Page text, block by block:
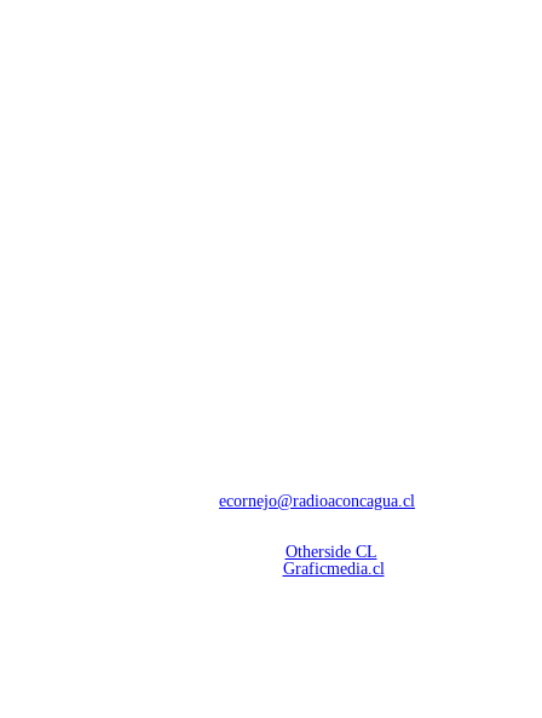
ecornejo@radioaconcagua.cl
Otherside CL
Graficmedia.cl